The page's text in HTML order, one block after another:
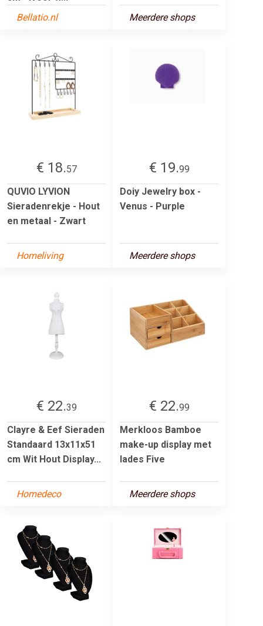
Bellatio.nl
Meerdere shops
€ 18.57
QUVIO LYVION
Sieradenrekje - Hout
en metaal - Zwart
Homeliving
€ 19.99
Doiy Jewelry box -
Venus - Purple
Meerdere shops
€ 22.39
Clayre & Eef Sieraden
Standaard 13x11x51
cm Wit Hout Display...
Homedeco
€ 22.99
Merkloos Bamboe
make-up display met
lades Five
Meerdere shops